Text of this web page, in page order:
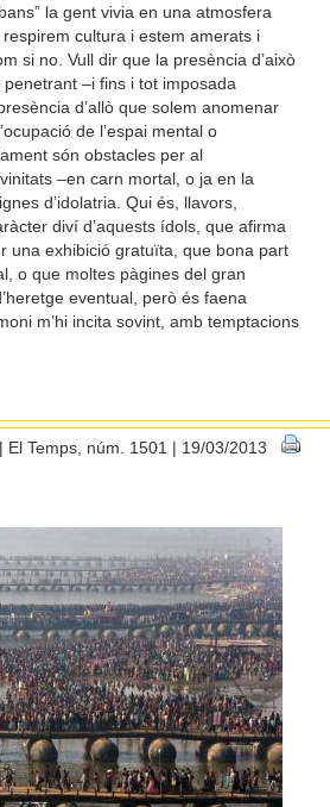
la gent vivia en una atmosfera
cultura i estem amerats i
si no. Vull dir que la presència d’això
–i fins i tot imposada
d’allò que solem anomenar
de l’espai mental o
són obstacles per al
–en carn mortal, o ja en la
d’idolatria. Qui és, llavors,
diví d’aquests ídols, que afirma
una exhibició gratuïta, que bona part
o que moltes pàgines del gran
eventual, però és faena
m’hi incita sovint, amb temptacions
El Temps, núm. 1501 | 19/03/2013